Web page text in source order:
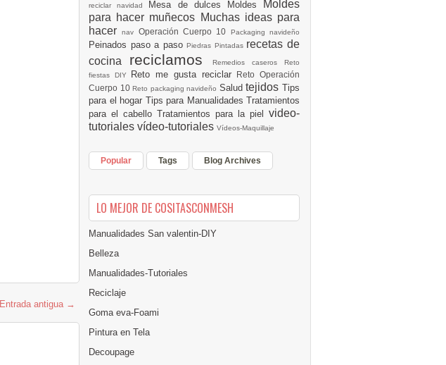
Entrada antigua →
reciclar navidad Mesa de dulces Moldes
Moldes
para hacer muñecos Muchas ideas para
hacernav Operación Cuerpo 10 Packaging navideño
Peinados paso a pasoPiedras Pintadas recetas de
cocina reciclamos Remedios caseros Reto
fiestas DIY Reto me gusta reciclar
Reto Operación
Cuerpo 10Reto packaging navideño SaludtejidosTips
para el hogar Tips para Manualidades Tratamientos
para el cabello Tratamientos para la piel video-
tutoriales vídeo-tutoriales Vídeos-Maquillaje
Popular Tags Blog Archives
LO MEJOR DE COSITASCONMESH
Manualidades San valentin-DIY
Belleza
Manualidades-Tutoriales
Reciclaje
Goma eva-Foami
Pintura en Tela
Decoupage